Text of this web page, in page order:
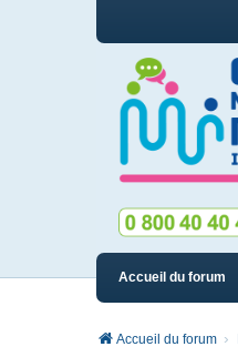
Accueil du forum
Accueil du forum